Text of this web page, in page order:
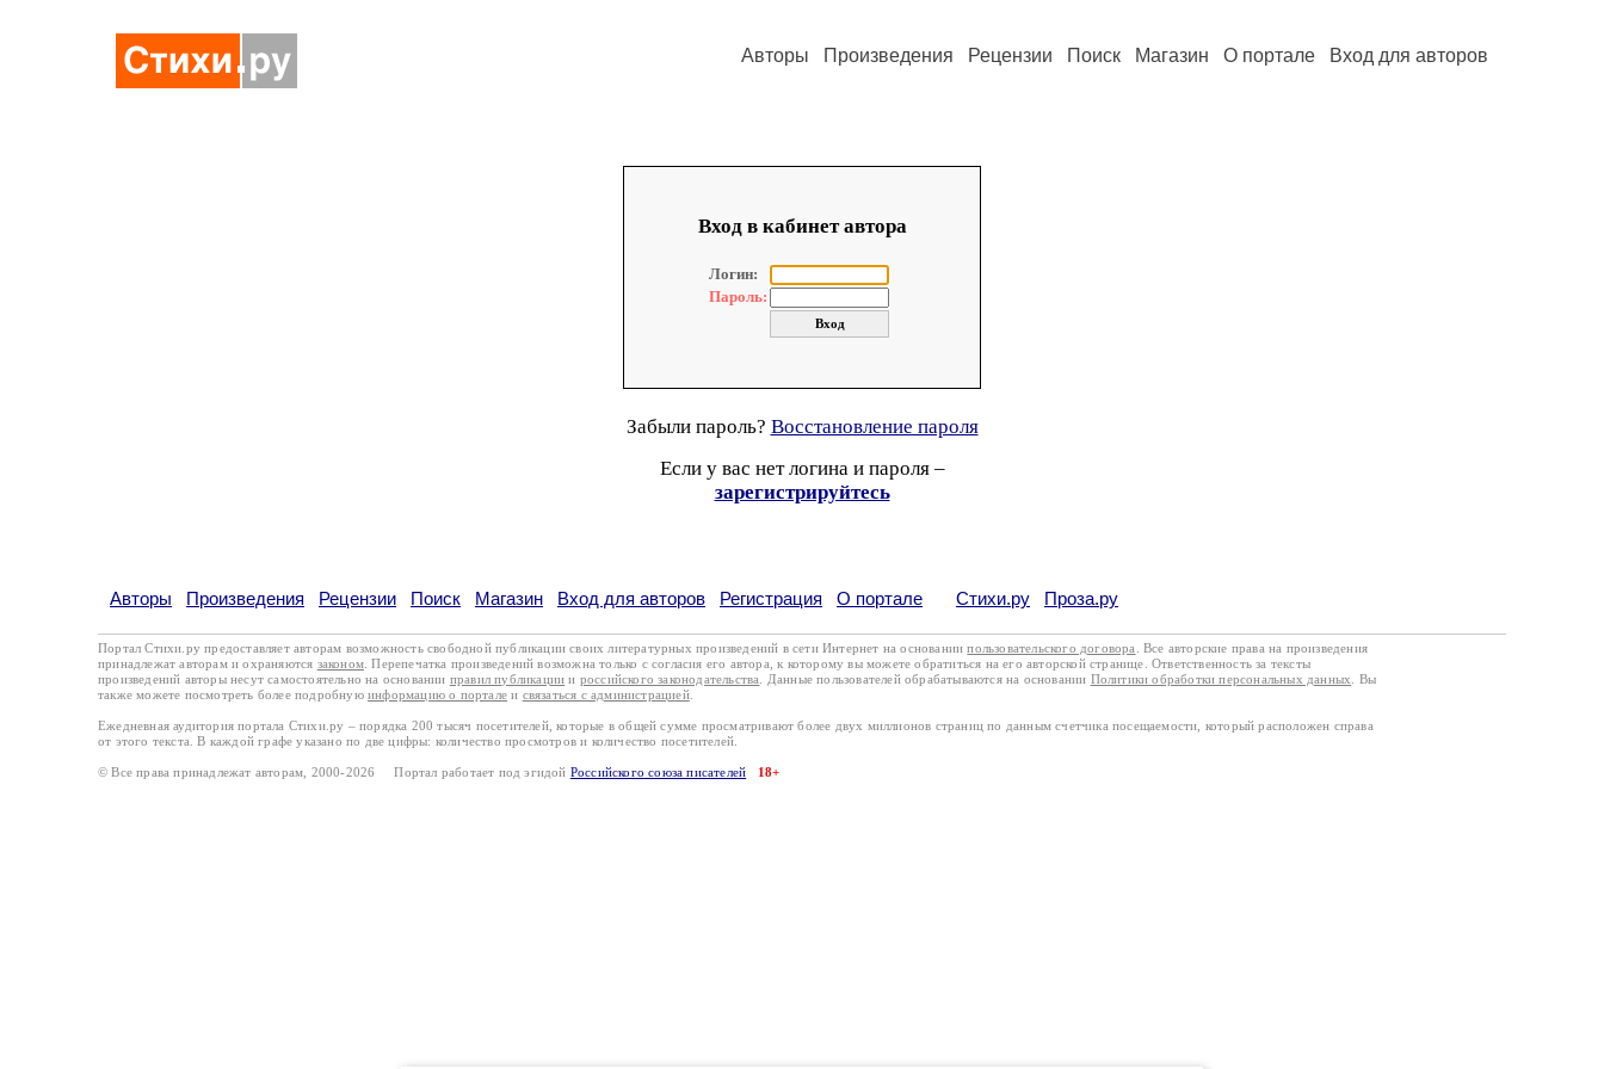
Авторы Произведения Рецензии Поиск Магазин О портале Вход для авторов
Вход в кабинет автора
Логин:
Пароль:
Забыли пароль? Восстановление пароля
Если у вас нет логина и пароля –
зарегистрируйтесь
Авторы Произведения Рецензии Поиск Магазин Вход для авторов Регистрация О портале Стихи.ру Проза.ру
Портал Стихи.ру предоставляет авторам возможность свободной публикации своих литературных произведений в сети Интернет на основаниипользовательского договора
. Все авторские права на произведения
принадлежат авторам и охраняются законом . Перепечатка произведений возможна только с согласия его автора, к которому вы можете обратиться на его авторской странице. Ответственность за тексты
произведений авторы несут самостоятельно на основании правил публикации и российского законодательства . Данные пользователей обрабатываются на основании Политики обработки персональных данных
. Вы
также можете посмотреть более подробную информацию о портале и связаться с администрацией.
Ежедневная аудитория портала Стихи.ру – порядка 200 тысяч посетителей, которые в общей сумме просматривают более двух миллионов страниц по данным счетчика посещаемости, который расположен справа
от этого текста. В каждой графе указано по две цифры: количество просмотров и количество посетителей.
© Все права принадлежат авторам, 2000-2026 Портал работает под эгидой Российского союза писателей 18+